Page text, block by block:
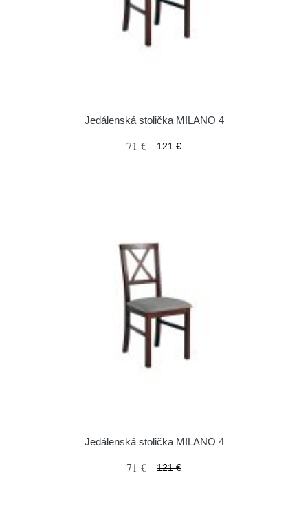
Jedálenská stolička MILANO 4
71 € 121 €
Jedálenská stolička MILANO 4
71 € 121 €